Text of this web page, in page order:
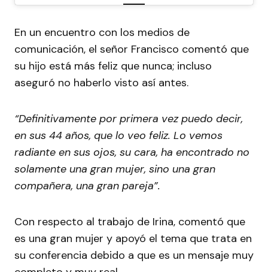
En un encuentro con los medios de
comunicación, el señor Francisco comentó que
su hijo está más feliz que nunca; incluso
aseguró no haberlo visto así antes.
“Definitivamente por primera vez puedo decir,
en sus 44 años, que lo veo feliz. Lo vemos
radiante en sus ojos, su cara, ha encontrado no
solamente una gran mujer, sino una gran
compañera, una gran pareja”.
Con respecto al trabajo de Irina, comentó que
es una gran mujer y apoyó el tema que trata en
su conferencia debido a que es un mensaje muy